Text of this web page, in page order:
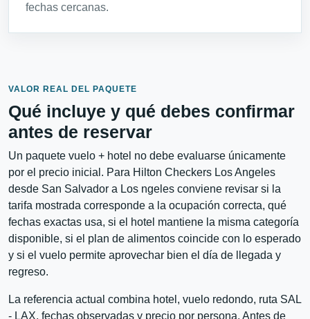
fechas cercanas.
VALOR REAL DEL PAQUETE
Qué incluye y qué debes confirmar
antes de reservar
Un paquete vuelo + hotel no debe evaluarse únicamente
por el precio inicial. Para Hilton Checkers Los Angeles
desde San Salvador a Los ngeles conviene revisar si la
tarifa mostrada corresponde a la ocupación correcta, qué
fechas exactas usa, si el hotel mantiene la misma categoría
disponible, si el plan de alimentos coincide con lo esperado
y si el vuelo permite aprovechar bien el día de llegada y
regreso.
La referencia actual combina hotel, vuelo redondo, ruta SAL
- LAX, fechas observadas y precio por persona. Antes de